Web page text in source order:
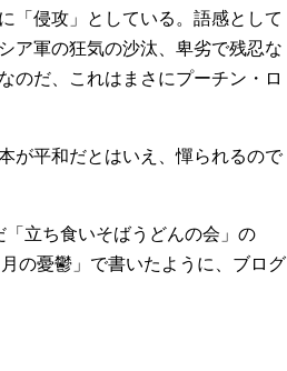
「侵攻」としている。語感として
ア軍の狂気の沙汰、卑劣で残忍な
のだ、これはまさにプーチン・ロ
が平和だとはいえ、憚られるので
立ち食いそばうどんの会」の
の憂鬱」で書いたように、ブログ